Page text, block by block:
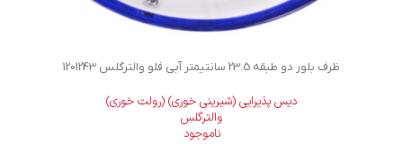
ظرف بلور دو طبقه 23.5 سانتیمتر آبی فلو والترگلس 1201243
دیس پذیرایی (شیرینی خوری) (رولت خوری)
والترگلس
ناموجود